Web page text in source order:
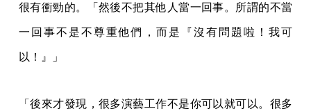
很有衝勁的。「然後不把其他人當一回事。所謂的不當
一回事不是不尊重他們，而是『沒有問題啦！我可
以！』」
「後來才發現，很多演藝工作不是你可以就可以。很多